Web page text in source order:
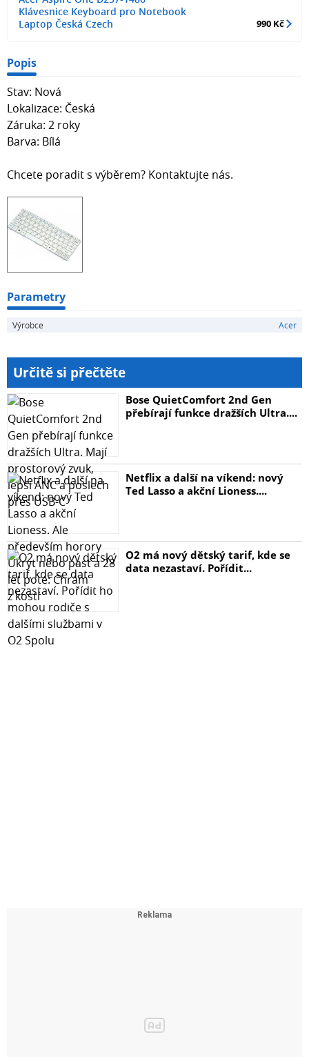
Klávesnice Keyboard pro Notebook
Laptop Česká Czech
990 Kč
Popis
Stav: Nová
Lokalizace: Česká
Záruka: 2 roky
Barva: Bílá
Chcete poradit s výběrem? Kontaktujte nás.
Parametry
Výrobce Acer
Určitě si přečtěte
Bose QuietComfort 2nd Gen
přebírají funkce dražších Ultra....
Netflix a další na víkend: nový
Ted Lasso a akční Lioness....
O2 má nový dětský tarif, kde se
data nezastaví. Pořídit...